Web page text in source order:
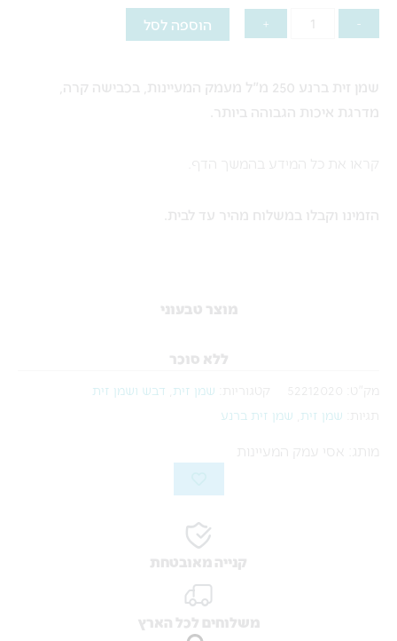
-
שמן
250
מ"ל
+ הוספה לסל
שמן זית ברנע 250 מ"ל מעמק המעיינות, בכבישה קרה,
מדרגת איכות הגבוהה ביותר.
קראו את כל המידע בהמשך הדף.
הזמינו וקבלו במשלוח מהיר עד לבית.
מוצר טבעוני
ללא סוכר
מק"ט: קטגוריות: שמן זית דבש ושמן זית
שמן זית שמן זית ברנע
מותג: אסי עמק המעיינות
קנייה מאובטחת
משלוחים לכל הארץ